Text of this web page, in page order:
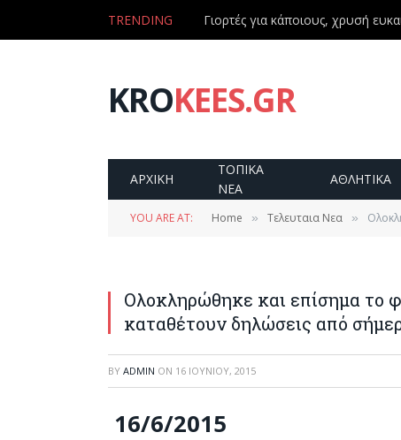
TRENDING Γιορτές για κάποιους, χρυσή
KROKEES.GR
ΑΡΧΙΚΗ
ΤΟΠΙΚΑ
ΝΕΑ
ΑΘΛΗΤΙΚΑ
YOU ARE AT: Home » Τελευταια Νεα »
Ολοκληρώθηκε και επίσημα το
καταθέτουν δηλώσεις από
BY ADMIN ON 16 ΙΟΥΝΊΟΥ, 2015
16/6/2015